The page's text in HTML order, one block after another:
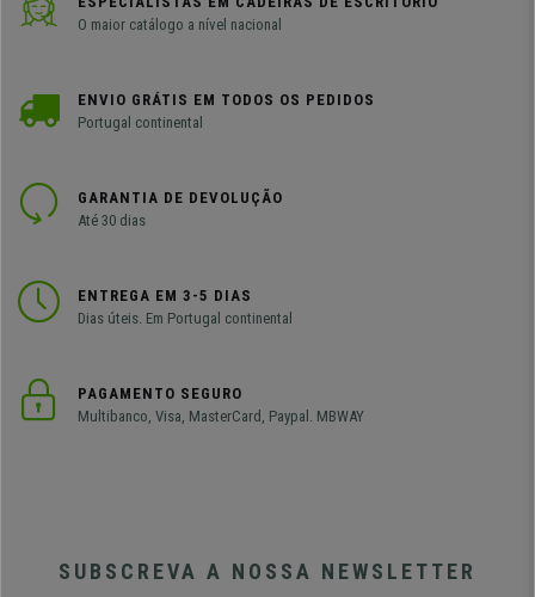
O maior catálogo a nível nacional
ENVIO GRÁTIS EM TODOS OS PEDIDOS
Portugal continental
GARANTIA DE DEVOLUÇÃO
Até 30 dias
ENTREGA EM 3-5 DIAS
Dias úteis. Em Portugal continental
PAGAMENTO SEGURO
Multibanco, Visa, MasterCard, Paypal. MBWAY
SUBSCREVA A NOSSA NEWSLETTER